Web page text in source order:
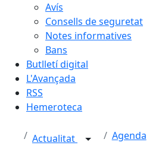
Avís
Consells de seguretat
Notes informatives
Bans
Butlletí digital
L'Avançada
RSS
Hemeroteca
Actualitat Agenda